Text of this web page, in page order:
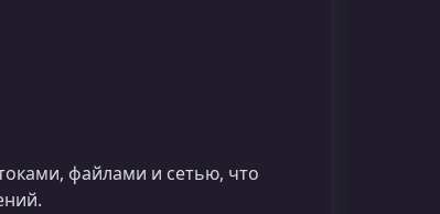
файлами и сетью, что